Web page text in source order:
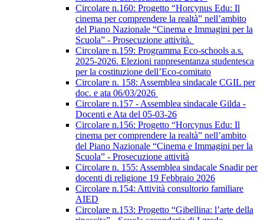
Circolare n.160: Progetto “Horcynus Edu: Il
cinema per comprendere la realtà” nell’ambito
del Piano Nazionale “Cinema e Immagini per la
Scuola” - Prosecuzione attività.
Circolare n.159: Programma Eco-schools a.s.
2025-2026. Elezioni rappresentanza studentesca
per la costituzione dell’Eco-comitato
Circolare n. 158: Assemblea sindacale CGIL per
doc. e ata 06/03/2026
Circolare n.157 - Assemblea sindacale Gilda -
Docenti e Ata del 05-03-26
Circolare n.156: Progetto “Horcynus Edu: Il
cinema per comprendere la realtà” nell’ambito
del Piano Nazionale “Cinema e Immagini per la
Scuola” - Prosecuzione attività
Circolare n. 155: Assemblea sindacale Snadir per
docenti di religione 19 Febbraio 2026
Circolare n.154: Attività consultorio familiare
AIED
Circolare n.153: Progetto “Gibellina: l’arte della